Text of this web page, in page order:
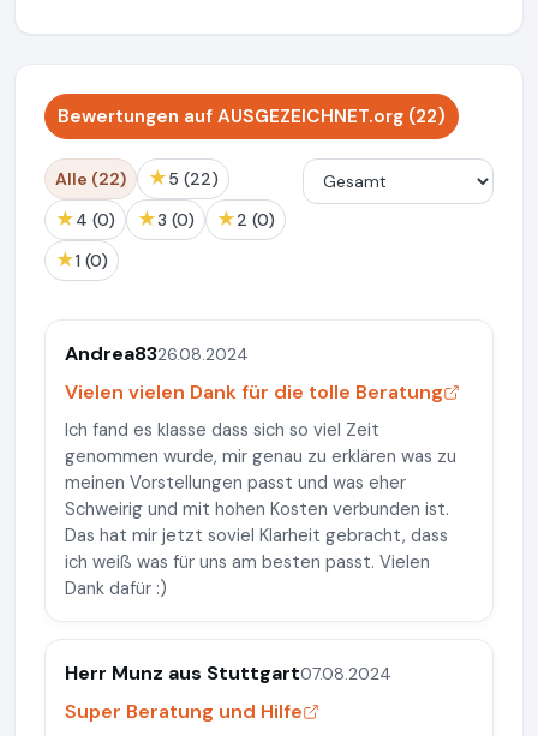
Bewertungen auf AUSGEZEICHNET.org (22)
Alle (22) ★ 5 (22)
★ 4 (0) ★ 3 (0) ★ 2 (0)
★ 1 (0)
Andrea8326.08.2024
Vielen vielen Dank für die tolle Beratung
Ich fand es klasse dass sich so viel Zeit
genommen wurde, mir genau zu erklären was zu
meinen Vorstellungen passt und was eher
Schweirig und mit hohen Kosten verbunden ist.
Das hat mir jetzt soviel Klarheit gebracht, dass
ich weiß was für uns am besten passt. Vielen
Dank dafür :)
Herr Munz aus Stuttgart07.08.2024
Super Beratung und Hilfe